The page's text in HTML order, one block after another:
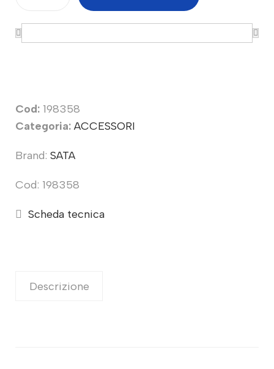
Cod: 198358
Categoria: ACCESSORI
Brand: SATA
Cod: 198358
Scheda tecnica
Descrizione